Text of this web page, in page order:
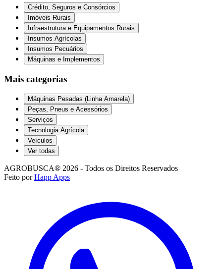
Crédito, Seguros e Consórcios
Imóveis Rurais
Infraestrutura e Equipamentos Rurais
Insumos Agrícolas
Insumos Pecuários
Máquinas e Implementos
Mais categorias
Máquinas Pesadas (Linha Amarela)
Peças, Pneus e Acessórios
Serviços
Tecnologia Agrícola
Veículos
Ver todas
AGROBUSCA® 2026 - Todos os Direitos Reservados
Feito por Happ Apps